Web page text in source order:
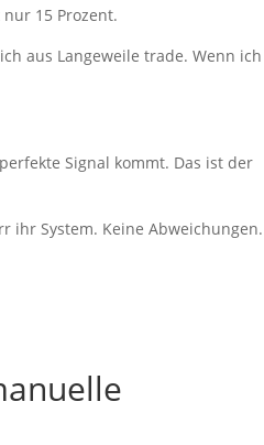
15 Prozent.
aus Langeweile trade. Wenn
Signal kommt. Das ist der
ihr System. Keine Abweichungen.